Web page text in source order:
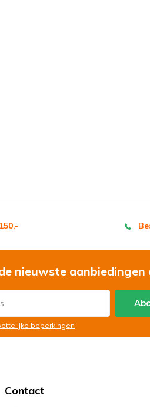
nieuwste aanbiedingen
beperkingen
Contact